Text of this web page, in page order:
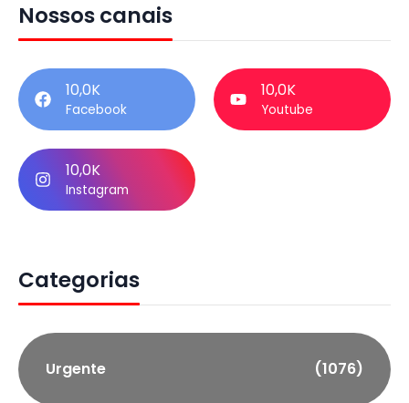
Nossos canais
10,0K
Facebook
10,0K
Youtube
10,0K
Instagram
Categorias
Urgente (1076)